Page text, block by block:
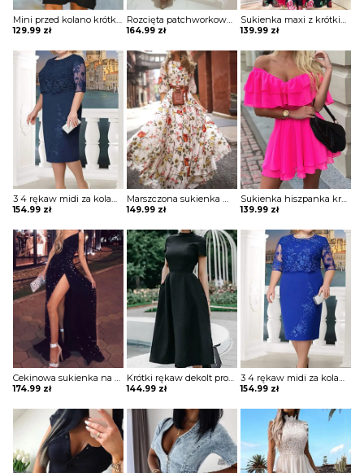
Mini przed kolano krótka dekolt V jednolita krótki rękaw luźna prosta lato elegancka sukienka Thorun
129.99 zł
Rozcięta patchworkowa sukienka z siateczki zdobiona Dean
164.99 zł
Sukienka maxi z krótkim rękawem i wycięciem Rihan
139.99 zł
3 4 rękaw midi za kolano dekolt prosty wzór kwiaty koronka wesele impreza sylwester sukienka Miens
154.99 zł
Marszczona sukienka maxi z nadrukiem kwiatowym i pół rękawa Terrell
149.99 zł
Sukienka hiszpanka krótka luźna lekko opinająca z falbankami bez rękawa letnia Chrissy
139.99 zł
Cekinowa sukienka na cienkich ramiączkach Ozell
174.99 zł
Krótki rękaw dekolt prosty midi za kolano plisy luźna z koła elegancka wieczorowa impreza sukienka Armida
144.99 zł
3 4 rękaw midi za kolano dekolt prosty wzór kwiaty koronka wesele impreza sylwester sukienka Miens
154.99 zł